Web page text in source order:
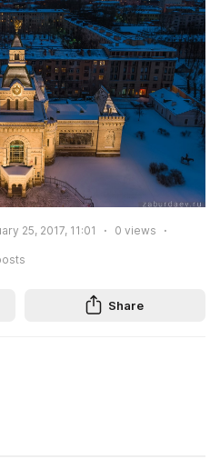
25, 2017, 11:01 0 views
Share